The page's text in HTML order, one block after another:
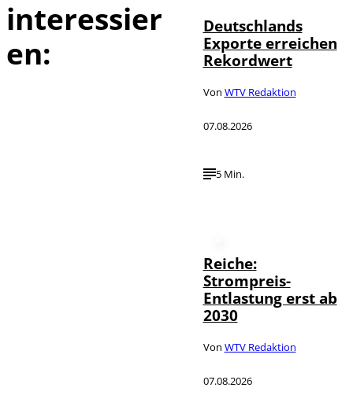
interessier
en:
Deutschlands
Exporte erreichen
Rekordwert
Von WTV Redaktion
07.08.2026
5 Min.
Reiche:
Strompreis-
Entlastung erst ab
2030
Von WTV Redaktion
07.08.2026